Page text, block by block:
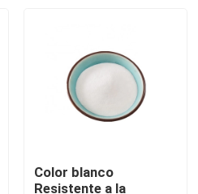
Color blanco
Resistente a la